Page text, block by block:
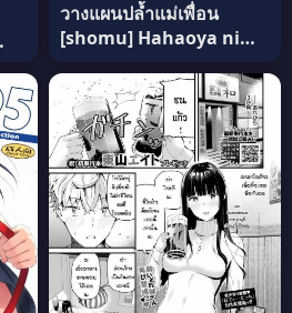
วางแผนปล้ำแม่เพื่อน
[shomu] Hahaoya ni
Rifujin o แปลไทย